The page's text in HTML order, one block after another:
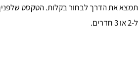
תמצא את הדרך לבחור בקלות. הטקסט שלפניך
ל-2 או 3 חדרים.